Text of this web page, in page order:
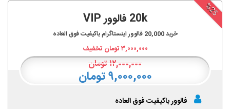
%25
20k فالوور VIP
خرید20,000 فالوور اینستاگرام باکیفیت فوق العاده
۳,۰۰۰,۰۰۰تومان تخفیف
۱۲,۰۰۰,۰۰۰تومان
۹,۰۰۰,۰۰۰ تومان
فالوور باکیفیت فوق العاده